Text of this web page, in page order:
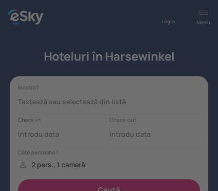
Meniu
Log in
Hoteluri în Harsewinkel